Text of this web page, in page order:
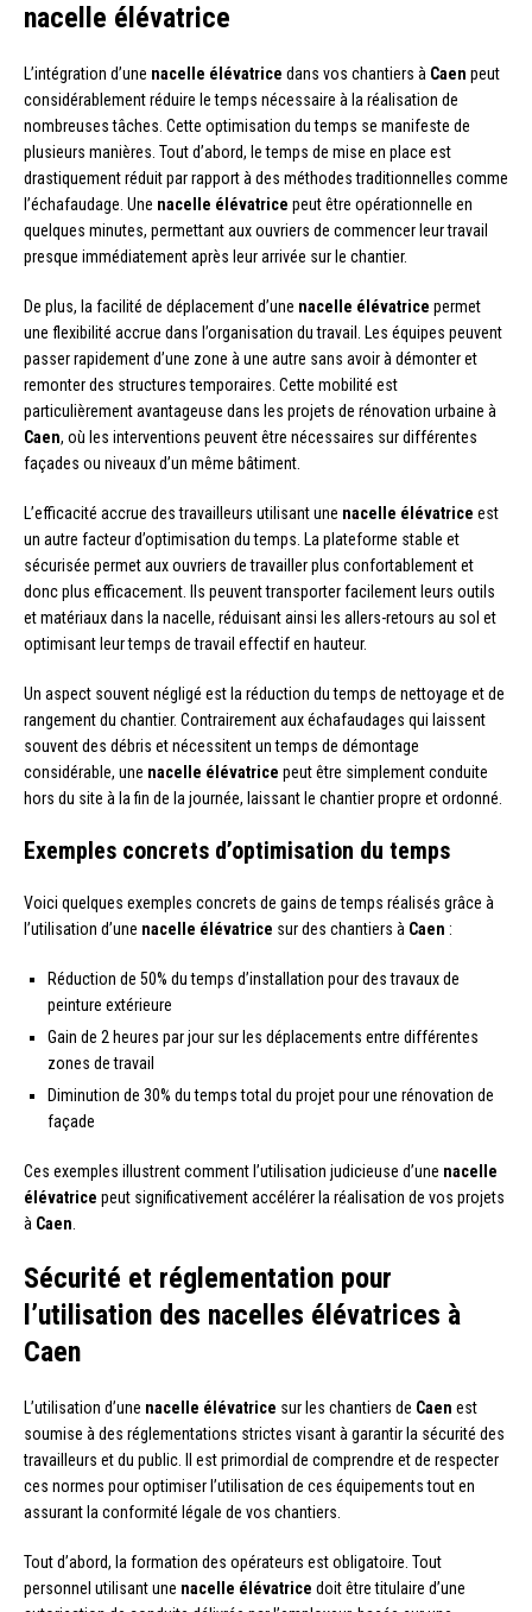
nacelle élévatrice
L’intégration d’une nacelle élévatrice dans vos chantiers à Caen peut
considérablement réduire le temps nécessaire à la réalisation de
nombreuses tâches. Cette optimisation du temps se manifeste de
plusieurs manières. Tout d’abord, le temps de mise en place est
drastiquement réduit par rapport à des méthodes traditionnelles comme
l’échafaudage. Une nacelle élévatrice peut être opérationnelle en
quelques minutes, permettant aux ouvriers de commencer leur travail
presque immédiatement après leur arrivée sur le chantier.
De plus, la facilité de déplacement d’une nacelle élévatrice permet
une flexibilité accrue dans l’organisation du travail. Les équipes peuvent
passer rapidement d’une zone à une autre sans avoir à démonter et
remonter des structures temporaires. Cette mobilité est
particulièrement avantageuse dans les projets de rénovation urbaine à
Caen, où les interventions peuvent être nécessaires sur différentes
façades ou niveaux d’un même bâtiment.
L’efficacité accrue des travailleurs utilisant une nacelle élévatrice est
un autre facteur d’optimisation du temps. La plateforme stable et
sécurisée permet aux ouvriers de travailler plus confortablement et
donc plus efficacement. Ils peuvent transporter facilement leurs outils
et matériaux dans la nacelle, réduisant ainsi les allers-retours au sol et
optimisant leur temps de travail effectif en hauteur.
Un aspect souvent négligé est la réduction du temps de nettoyage et de
rangement du chantier. Contrairement aux échafaudages qui laissent
souvent des débris et nécessitent un temps de démontage
considérable, une nacelle élévatrice peut être simplement conduite
hors du site à la fin de la journée, laissant le chantier propre et ordonné.
Exemples concrets d’optimisation du temps
Voici quelques exemples concrets de gains de temps réalisés grâce à
l’utilisation d’une nacelle élévatrice sur des chantiers à Caen :
Réduction de 50% du temps d’installation pour des travaux de
peinture extérieure
Gain de 2 heures par jour sur les déplacements entre différentes
zones de travail
Diminution de 30% du temps total du projet pour une rénovation de
façade
Ces exemples illustrent comment l’utilisation judicieuse d’une nacelle
élévatrice peut significativement accélérer la réalisation de vos projets
à Caen
Sécurité et réglementation pour
l’utilisation des nacelles élévatrices à
Caen
L’utilisation d’une nacelle élévatrice sur les chantiers de Caen est
soumise à des réglementations strictes visant à garantir la sécurité des
travailleurs et du public. Il est primordial de comprendre et de respecter
ces normes pour optimiser l’utilisation de ces équipements tout en
assurant la conformité légale de vos chantiers.
Tout d’abord, la formation des opérateurs est obligatoire. Tout
personnel utilisant une nacelle élévatrice doit être titulaire d’une